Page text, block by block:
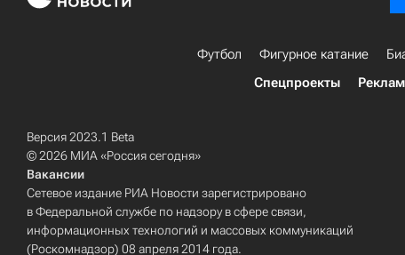
Футбол Фигурное катание
Спецпроекты
Версия 2023.1 Beta
© 2026 МИА «Россия сегодня»
Вакансии
Сетевое издание РИА Новости зарегистрировано
в Федеральной службе по надзору в сфере связи,
информационных технологий и массовых коммуникаций
(Роскомнадзор) 08 апреля 2014 года.